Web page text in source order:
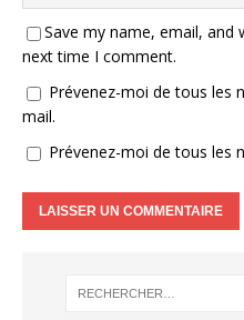
Save my name, email,
next time I comment.
Prévenez-moi de tous les
mail.
Prévenez-moi de tous les